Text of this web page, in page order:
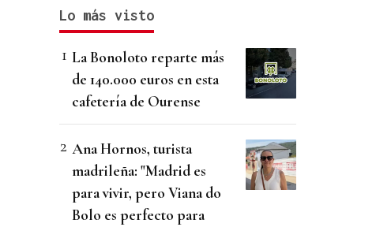
Lo más visto
La Bonoloto reparte más
de 140.000 euros en esta
cafetería de Ourense
Ana Hornos, turista
madrileña: "Madrid es
para vivir, pero Viana do
Bolo es perfecto para